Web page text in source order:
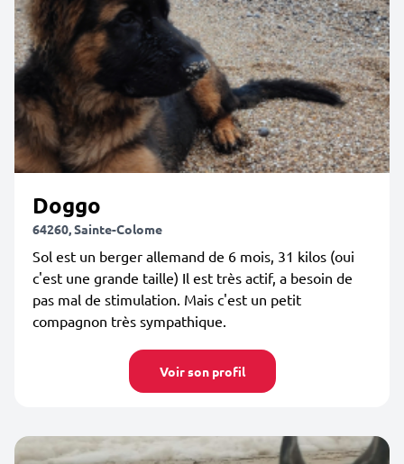
Doggo
64260, Sainte-Colome
Sol est un berger allemand de 6 mois, 31 kilos (oui
c'est une grande taille) Il est très actif, a besoin de
pas mal de stimulation. Mais c'est un petit
compagnon très sympathique.
Voir son profil